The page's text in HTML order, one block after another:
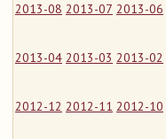
2013-08 2013-07 2013-06
2013-04 2013-03 2013-02
2012-12 2012-11 2012-10